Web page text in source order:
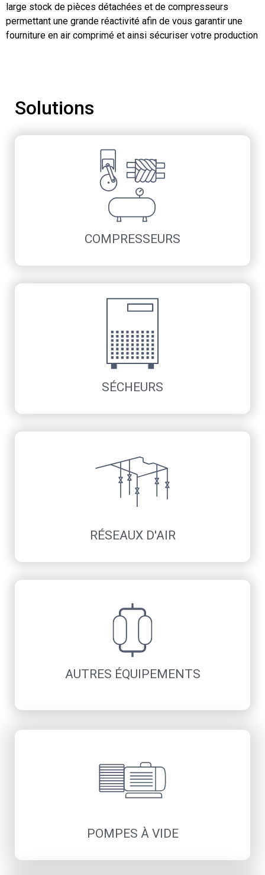
large stock de pièces détachées et de compresseurs
permettant une grande réactivité afin de vous garantir une
fourniture en air comprimé et ainsi sécuriser votre production
Solutions
COMPRESSEURS
Compresseurs à piston
Compresseurs à vis lubrifiée
Solutions non lubrifiées
Découvrir
SÉCHEURS
Réfrigération
Adsorption avec chaleur
Économiseurs d’énergie
Découvrir
RÉSEAUX D'AIR
Inox serti
Découvrir
AUTRES ÉQUIPEMENTS
Groupes d’eau glacée
Découvrir
POMPES À VIDE